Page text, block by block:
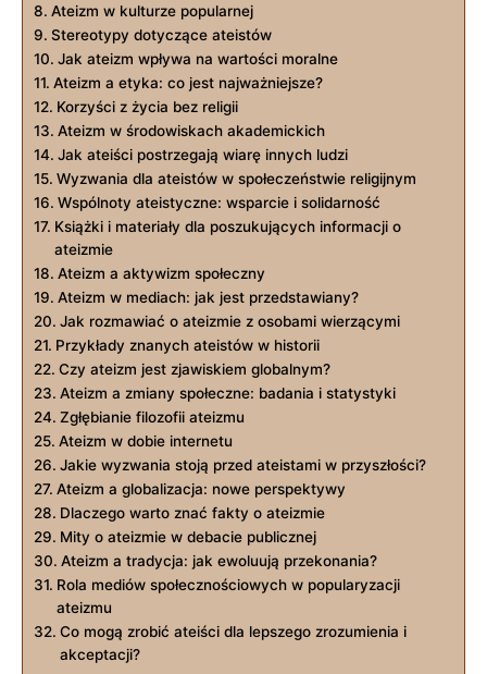
Ateizm w kulturze popularnej
Stereotypy dotyczące ateistów
Jak ateizm wpływa na wartości moralne
Ateizm a etyka: co jest najważniejsze?
Korzyści z życia bez religii
Ateizm‍ w środowiskach akademickich
Jak ateiści postrzegają wiarę innych ludzi
Wyzwania dla ateistów w społeczeństwie religijnym
Wspólnoty ateistyczne: wsparcie i‌ solidarność
Książki i materiały dla poszukujących informacji o
ateizmie
Ateizm a aktywizm społeczny
Ateizm w‌ mediach: jak jest przedstawiany?
Jak rozmawiać o ⁢ateizmie z osobami wierzącymi
Przykłady znanych ateistów w historii
Czy ateizm jest zjawiskiem globalnym?
Ateizm a zmiany​ społeczne: badania i statystyki
Zgłębianie filozofii ateizmu
Ateizm w dobie internetu
Jakie wyzwania stoją ‍przed ateistami w przyszłości?
Ateizm a globalizacja:⁤ nowe perspektywy
Dlaczego warto znać fakty o ateizmie
Mity o⁢ ateizmie w debacie ‍publicznej
Ateizm a tradycja: jak ewoluują przekonania?
Rola mediów społecznościowych w popularyzacji
ateizmu
Co mogą ⁣zrobić ateiści dla lepszego zrozumienia i
akceptacji?